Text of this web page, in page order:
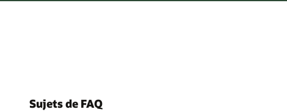
Sujets de FAQ